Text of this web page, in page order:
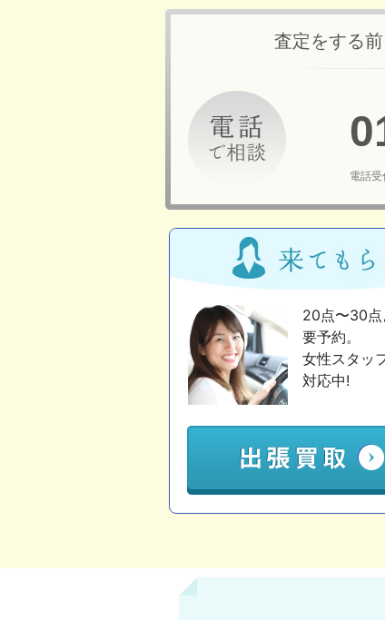
査定をする
電話
20点〜30点
要予約。
女性スタッ
対応中!